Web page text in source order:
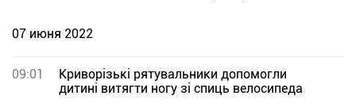
07 июня 2022
09:01
Криворізькі рятувальники допомогли
дитині витягти ногу зі спиць велосипеда